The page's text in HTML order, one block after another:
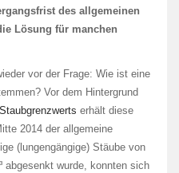
des allgemeinen
Lösung für manchen
vor der Frage: Wie ist eine
Vor dem Hintergrund
erhält diese
2014 der allgemeine
(lungengängige) Stäube von
abgesenkt wurde, konnten sich